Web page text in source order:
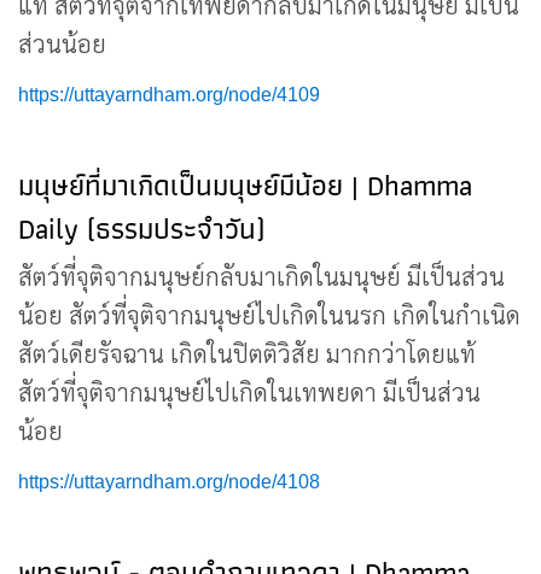
ส่วนน้อย
https://uttayarndham.org/node/4109
มนุษย์ที่มาเกิดเป็นมนุษย์มีน้อย | Dhamma
Daily (ธรรมประจำวัน)
สัตว์ที่จุติจากมนุษย์กลับมาเกิดในมนุษย์ มีเป็นส่วน
น้อย สัตว์ที่จุติจากมนุษย์ไปเกิดในนรก เกิดในกำเนิด
สัตว์เดียรัจฉาน เกิดในปิตติวิสัย มากกว่าโดยแท้
สัตว์ที่จุติจากมนุษย์ไปเกิดในเทพยดา มีเป็นส่วน
น้อย
https://uttayarndham.org/node/4108